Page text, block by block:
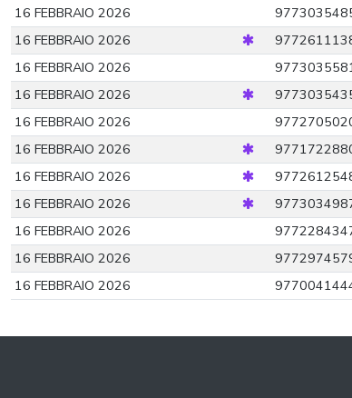
16 FEBBRAIO 2026
16 FEBBRAIO 2026
16 FEBBRAIO 2026
16 FEBBRAIO 2026
16 FEBBRAIO 2026
16 FEBBRAIO 2026
16 FEBBRAIO 2026
16 FEBBRAIO 2026
16 FEBBRAIO 2026
16 FEBBRAIO 2026
16 FEBBRAIO 2026